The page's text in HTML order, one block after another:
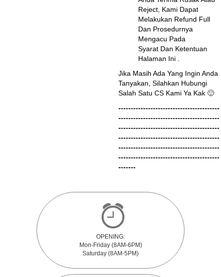
Reject, Kami Dapat
Melakukan Refund Full
Dan Prosedurnya
Mengacu Pada
Syarat Dan Ketentuan
Halaman Ini
Jika Masih Ada Yang Ingin Anda
Tanyakan, Silahkan Hubungi
Salah Satu CS Kami Ya Kak 🙂
-----------------------------------------
-----------------------------------------
-----------------------------------------
-----------------------------------------
-----------------------------------------
-----------------------------------------
-------
OPENING:
Mon-Friday (8AM-6PM)
Saturday (8AM-5PM)